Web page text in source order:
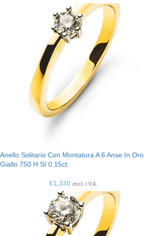
Anello Solitario Con Montatura A 6 Anse In Oro
Giallo 750 H SI 0,15ct.
€1,330 escl. I.V.A.